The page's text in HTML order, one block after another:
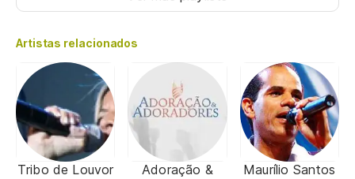
Artistas relacionados
Tribo de Louvor
Adoração &
Maurílio Santos